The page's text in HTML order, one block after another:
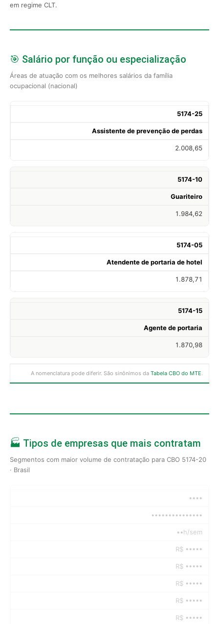
em regime CLT.
🎯 Salário por função ou especialização
Áreas de atuação com os melhores salários da família
ocupacional (nacional)
5174-25
Assistente de prevenção de perdas
2.008,65
5174-10
Guariteiro
1.984,62
5174-05
Atendente de portaria de hotel
1.878,71
5174-15
Agente de portaria
1.870,98
A nomenclatura pode diferir. São sinônimos da Tabela CBO do MTE.
🏭 Tipos de empresas que mais contratam
Segmentos com maior volume de contratação para CBO 5174-20
· Brasil
••••
•••••••••••••••
••h/sem
R$ •••••
R$ •••••
R$ •••••
R$ •••••
R$ •••••